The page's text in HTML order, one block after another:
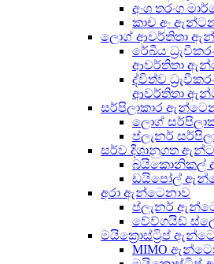
අංශ තරංග
කාච අං
ලොග් ආවර්තිතා
රේඛීය
ආවර්තිතා
ද්විත්ව
ආවර්තිතා
සර්පිලාකාර
ලොග්
ප්ලැනර්
සර්ව දිශානුගත
බයිකොනිකල්
ඩයිපෝල්
අරා ඇන්ටෙනාව
ප්ලැනර්
වේව්ගයිඩ්
මයික්‍රොස්ට්‍රිප්
MIMO